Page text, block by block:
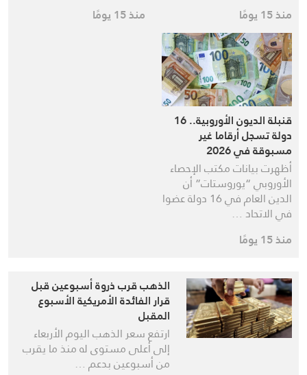
منذ 15 يومًا
منذ 15 يومًا
قنبلة الديون الأوروبية.. 16
دولة تسجل أرقاما غير
مسبوقة في 2026
أظهرت بيانات مكتب الإحصاء
الأوروبي “يوروستات” أن
الدين العام في 16 دولة عضوا
في الاتحاد …
منذ 15 يومًا
الذهب قرب ذروة أسبوعين قبل
قرار الفائدة الأمريكية الأسبوع
المقبل
ارتفع سعر الذهب اليوم الأربعاء
إلى أعلى مستوى له منذ ما يقرب
من أسبوعين بدعم …